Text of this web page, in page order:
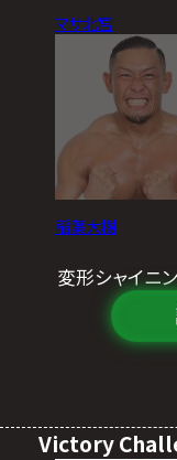
マサ北宮
稲葉大樹
変形シャイニ
Victory